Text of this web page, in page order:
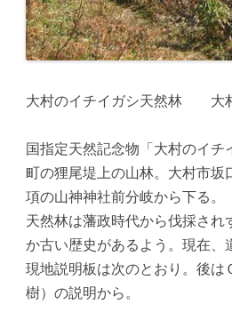
大村のイチイガシ天然林 大
国指定天然記念物「大村のイ
町の狸尾堤上の山林。大村市
項の山神神社前分岐から下る。
天然林は藩政時代から伐採さ
か古い歴史があるよう。現在
現地説明板は次のとおり。後
樹）の説明から。